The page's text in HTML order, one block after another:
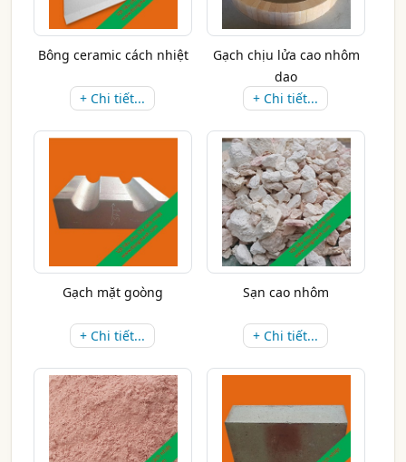
Bông ceramic cách nhiệt
+ Chi tiết...
Gạch chịu lửa cao nhôm
dao
+ Chi tiết...
Gạch mặt goòng
+ Chi tiết...
Sạn cao nhôm
+ Chi tiết...